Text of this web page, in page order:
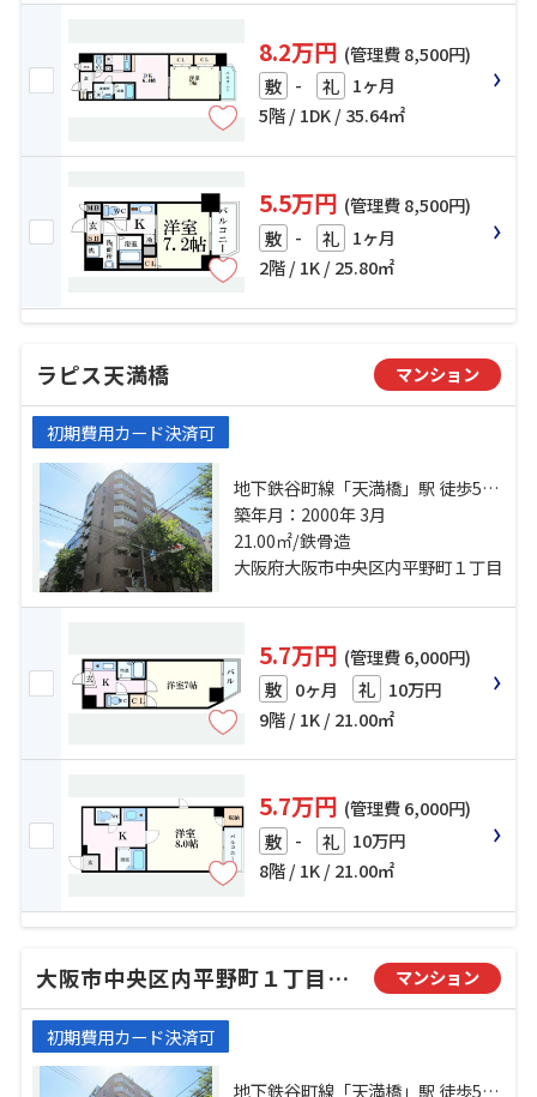
8.2万円 (管理費 8,500円)
敷 - 礼 1ヶ月
5階 / 1DK / 35.64㎡
5.5万円 (管理費 8,500円)
敷 - 礼 1ヶ月
2階 / 1K / 25.80㎡
ラピス天満橋 マンション
初期費用カード決済可
地下鉄谷町線「天満橋」駅 徒歩5分
京阪電鉄中之島線「天満橋」駅 徒
歩7分 地下鉄中央線「谷町四丁目」
駅 徒歩12分
築年月：2000年 3月
21.00㎡/鉄骨造
大阪府大阪市中央区内平野町１丁目
5.7万円 (管理費 6,000円)
敷 0ヶ月 礼 10万円
9階 / 1K / 21.00㎡
5.7万円 (管理費 6,000円)
敷 - 礼 10万円
8階 / 1K / 21.00㎡
大阪市中央区内平野町１丁目のマンション マンション
初期費用カード決済可
地下鉄谷町線「天満橋」駅 徒歩5分